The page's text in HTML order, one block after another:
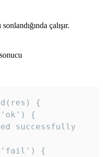
çalışır.
{
{
successfully
{